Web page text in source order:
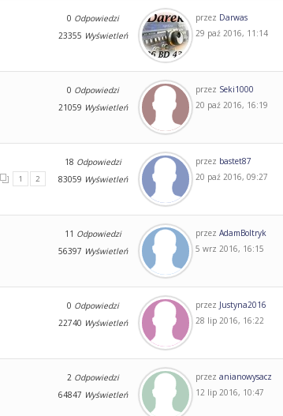
0 Odpowiedzi
23355 Wyświetleń
przez Darwas
29 paź 2016, 11:14
0 Odpowiedzi
21059 Wyświetleń
przez Seki1000
20 paź 2016, 16:19
1 2
18 Odpowiedzi
83059 Wyświetleń
przez bastet87
20 paź 2016, 09:27
11 Odpowiedzi
56397 Wyświetleń
przez AdamBoltryk
5 wrz 2016, 16:15
0 Odpowiedzi
22740 Wyświetleń
przez Justyna2016
28 lip 2016, 16:22
2 Odpowiedzi
64847 Wyświetleń
przez anianowysacz
12 lip 2016, 10:47